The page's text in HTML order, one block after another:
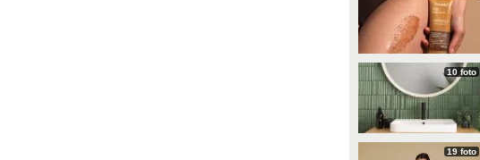
10 foto
19 foto